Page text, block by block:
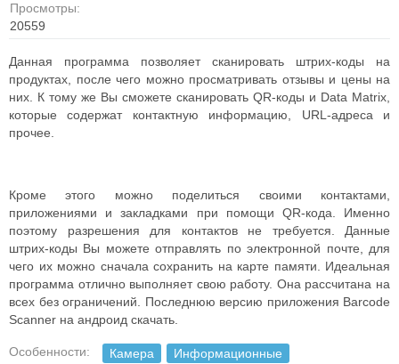
Просмотры:
20559
Данная программа позволяет сканировать штрих-коды на
продуктах, после чего можно просматривать отзывы и цены на
них. К тому же Вы сможете сканировать QR-коды и Data Matrix,
которые содержат контактную информацию, URL-адреса и
прочее.
Кроме этого можно поделиться своими контактами,
приложениями и закладками при помощи QR-кода. Именно
поэтому разрешения для контактов не требуется. Данные
штрих-коды Вы можете отправлять по электронной почте, для
чего их можно сначала сохранить на карте памяти. Идеальная
программа отлично выполняет свою работу. Она рассчитана на
всех без ограничений. Последнюю версию приложения Barcode
Scanner на андроид скачать.
Особенности: Камера Информационные